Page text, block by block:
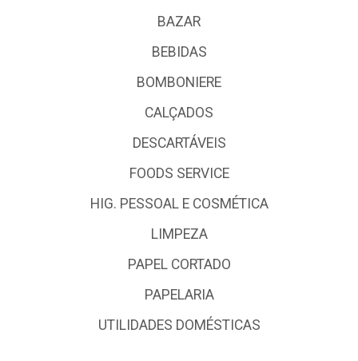
BAZAR
BEBIDAS
BOMBONIERE
CALÇADOS
DESCARTÁVEIS
FOODS SERVICE
HIG. PESSOAL E COSMÉTICA
LIMPEZA
PAPEL CORTADO
PAPELARIA
UTILIDADES DOMÉSTICAS